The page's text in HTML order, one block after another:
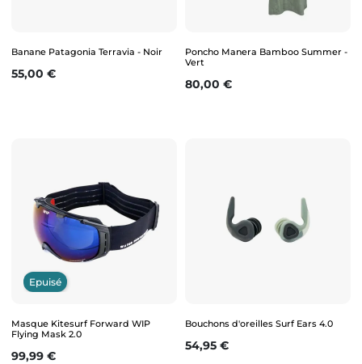
Banane Patagonia Terravia - Noir
Prix
55,00 €
Poncho Manera Bamboo Summer -
Vert
Prix
80,00 €
Epuisé
Masque Kitesurf Forward WIP
Flying Mask 2.0
Prix
99,99 €
Bouchons d'oreilles Surf Ears 4.0
Prix
54,95 €